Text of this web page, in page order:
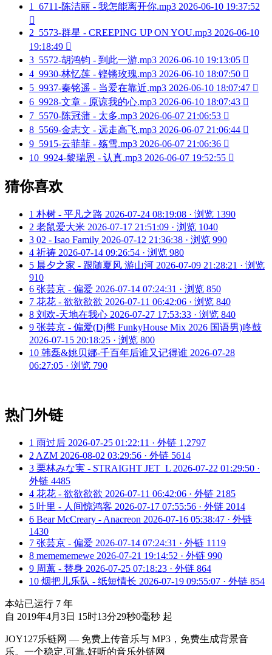
1 6711-陈洁丽 - 我怎能离开你.mp3 2026-06-10 19:37:52

2 5573-群星 - CREEPING UP ON YOU.mp3 2026-06-10
19:18:49 
3 5572-胡鸿钧 - 到此一游.mp3 2026-06-10 19:13:05 
4 9930-林忆莲 - 铿锵玫瑰.mp3 2026-06-10 18:07:50 
5 9937-秦铭遥 - 当爱在靠近.mp3 2026-06-10 18:07:47 
6 9928-文章 - 原谅我的心.mp3 2026-06-10 18:07:43 
7 5570-陈冠蒲 - 太多.mp3 2026-06-07 21:06:53 
8 5569-金志文 - 远走高飞.mp3 2026-06-07 21:06:44 
9 5915-云菲菲 - 殇雪.mp3 2026-06-07 21:06:36 
10 9924-黎瑞恩 - 认真.mp3 2026-06-07 19:52:55 
猜你喜欢
1 朴树 - 平凡之路 2026-07-24 08:19:08 · 浏览 1390
2 老鼠爱大米 2026-07-17 21:51:09 · 浏览 1040
3 02 - Isao Family 2026-07-12 21:36:38 · 浏览 990
4 祈祷 2026-07-14 09:26:54 · 浏览 980
5 晨夕之家 - 跟随夏风 游山河 2026-07-09 21:28:21 · 浏览
910
6 张芸京 - 偏爱 2026-07-14 07:24:31 · 浏览 850
7 花花 - 欲欲欲欲 2026-07-11 06:42:06 · 浏览 840
8 刘欢-天地在我心 2026-07-27 17:53:33 · 浏览 840
9 张芸京 - 偏爱(Dj熊 FunkyHouse Mix 2026 国语男)咚鼓
2026-07-15 20:18:25 · 浏览 800
10 韩磊&姚贝娜-千百年后谁又记得谁 2026-07-28
06:27:05 · 浏览 790
热门外链
1 雨过后 2026-07-25 01:22:11 · 外链 1,2797
2 AZM 2026-08-02 03:29:56 · 外链 5614
3 栗林みな実 - STRAIGHT JET_L 2026-07-22 01:29:50 ·
外链 4485
4 花花 - 欲欲欲欲 2026-07-11 06:42:06 · 外链 2185
5 叶里 - 人间惊鸿客 2026-07-17 07:55:56 · 外链 2014
6 Bear McCreary - Anacreon 2026-07-16 05:38:47 · 外链
1430
7 张芸京 - 偏爱 2026-07-14 07:24:31 · 外链 1119
8 memememewe 2026-07-21 19:14:52 · 外链 990
9 周蕙 - 替身 2026-07-25 07:18:23 · 外链 864
10 烟把儿乐队 - 纸短情长 2026-07-19 09:55:07 · 外链 854
本站已运行 7 年
自 2019年4月3日 15时13分29秒0毫秒 起
JOY127乐链网 — 免费上传音乐与 MP3，免费生成背景音
乐。一个稳定,可靠,好听的音乐外链网